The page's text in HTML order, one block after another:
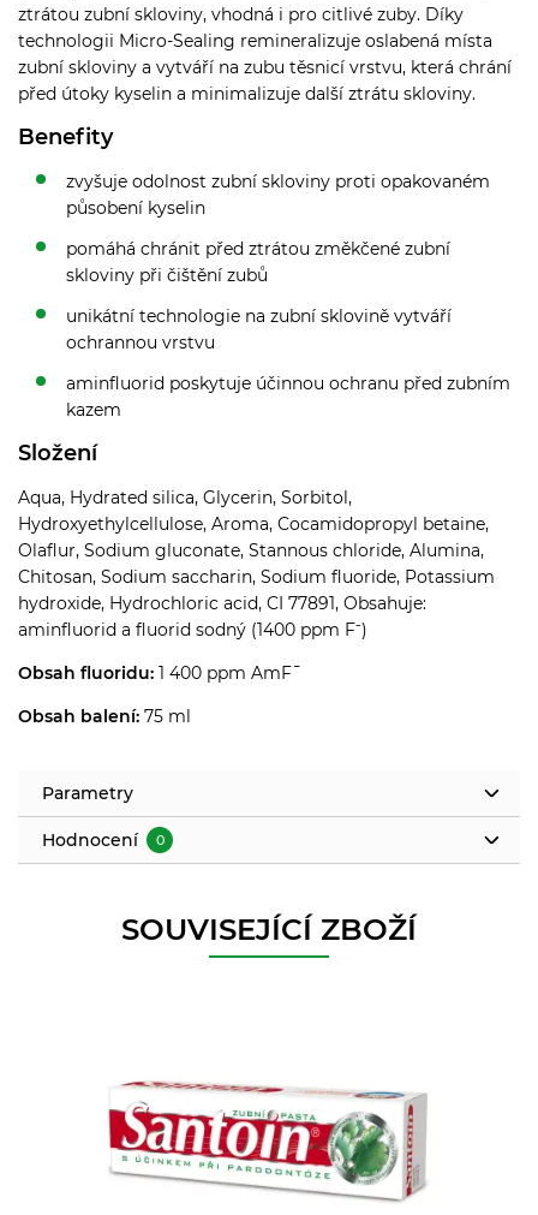
ztrátou zubní skloviny, vhodná i pro citlivé zuby. Díky
technologii Micro-Sealing remineralizuje oslabená místa
zubní skloviny a vytváří na zubu těsnicí vrstvu, která chrání
před útoky kyselin a minimalizuje další ztrátu skloviny.
Benefity
zvyšuje odolnost zubní skloviny proti opakovaném
působení kyselin
pomáhá chránit před ztrátou změkčené zubní
skloviny při čištění zubů
unikátní technologie na zubní sklovině vytváří
ochrannou vrstvu
aminfluorid poskytuje účinnou ochranu před zubním
kazem
Složení
Aqua, Hydrated silica, Glycerin, Sorbitol,
Hydroxyethylcellulose, Aroma, Cocamidopropyl betaine,
Olaflur, Sodium gluconate, Stannous chloride, Alumina,
Chitosan, Sodium saccharin, Sodium fluoride, Potassium
hydroxide, Hydrochloric acid, CI 77891, Obsahuje:
aminfluorid a fluorid sodný (1400 ppm F⁻)
Obsah fluoridu: 1 400 ppm AmF¯
Obsah balení: 75 ml
Parametry
Hodnocení 0
SOUVISEJÍCÍ ZBOŽÍ